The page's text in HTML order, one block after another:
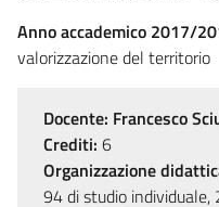
Anno accademico 2017/
valorizzazione del territorio
Docente: Francesco
Crediti: 6
Organizzazione
94 di studio